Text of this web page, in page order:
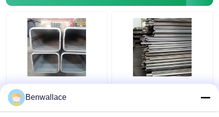
Tuyaux en acier
inoxydable soudés
200*200*6MM
Benwallace